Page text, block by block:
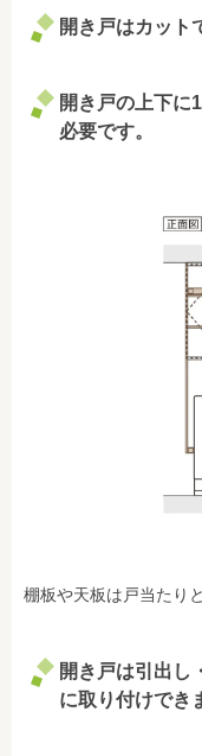
開き戸はカット
開き戸の上下に
必要です。
棚板や天板は戸当たり
開き戸は引出し
に取り付けでき